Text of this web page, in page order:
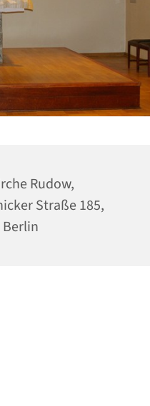
Rudow,
Straße 185,
Berlin